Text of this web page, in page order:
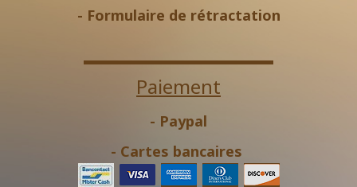
- Formulaire de rétractation
Paiement
- Paypal
- Cartes bancaires